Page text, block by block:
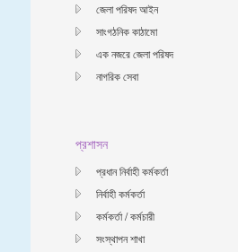
জেলা পরিষদ আইন
সাংগঠনিক কাঠামো
এক নজরে জেলা পরিষদ
নাগরিক সেবা
প্রশাসন
প্রধান নির্বাহী কর্মকর্তা
নির্বাহী কর্মকর্তা
কর্মকর্তা / কর্মচারী
সংস্থাপন শাখা